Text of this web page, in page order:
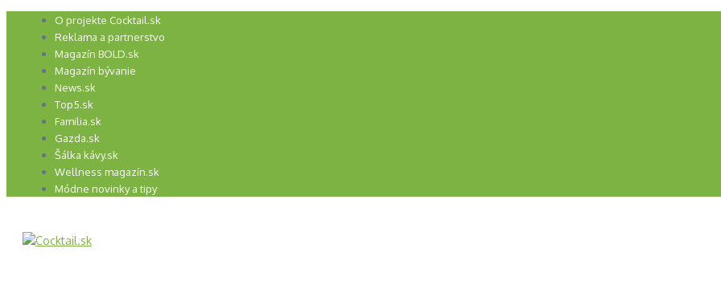
Preskočiť
O projekte Cocktail.sk
Reklama a partnerstvo
Magazín BOLD.sk
Magazín bývanie
News.sk
Top5.sk
Familia.sk
Gazda.sk
Šálka kávy.sk
Wellness magazín.sk
Módne novinky a tipy